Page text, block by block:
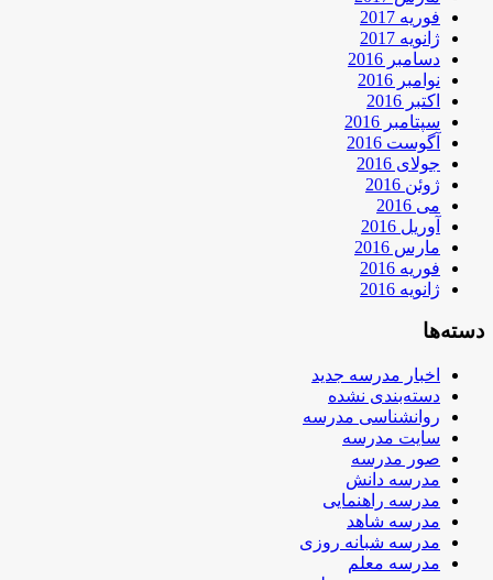
فوریه 2017
ژانویه 2017
دسامبر 2016
نوامبر 2016
اکتبر 2016
سپتامبر 2016
آگوست 2016
جولای 2016
ژوئن 2016
می 2016
آوریل 2016
مارس 2016
فوریه 2016
ژانویه 2016
دسته‌ها
اخبار مدرسه جدید
دسته‌بندی نشده
روانشناسی مدرسه
سایت مدرسه
صور مدرسه
مدرسه دانش
مدرسه راهنمایی
مدرسه شاهد
مدرسه شبانه روزی
مدرسه معلم